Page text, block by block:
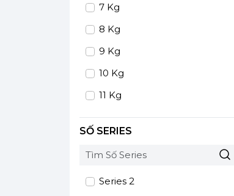
7 Kg
8 Kg
9 Kg
10 Kg
11 Kg
SỐ SERIES
Series 2